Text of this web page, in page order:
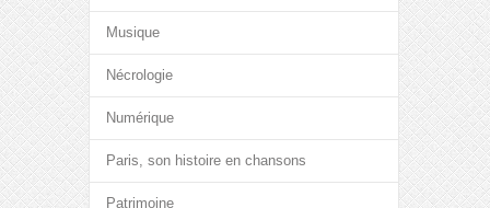
Musique
Nécrologie
Numérique
Paris, son histoire en chansons
Patrimoine